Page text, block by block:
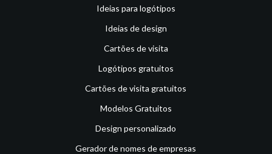
Ideias para logótipos
Ideias de design
Cartões de visita
Logótipos gratuitos
Cartões de visita gratuitos
Modelos Gratuitos
Design personalizado
Gerador de nomes de empresas